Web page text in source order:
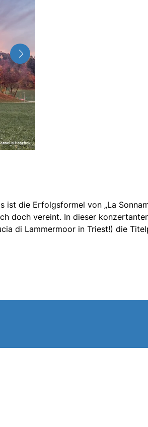
ist die Erfolgsformel von „La
doch vereint. In dieser
di Lammermoor in Triest!) die